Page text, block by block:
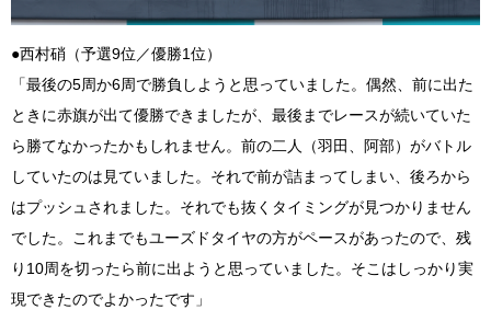
●西村硝（予選9位／優勝1位）
「最後の5周か6周で勝負しようと思っていました。偶然、前に出た
ときに赤旗が出て優勝できましたが、最後までレースが続いていた
ら勝てなかったかもしれません。前の二人（羽田、阿部）がバトル
していたのは見ていました。それで前が詰まってしまい、後ろから
はプッシュされました。それでも抜くタイミングが見つかりません
でした。これまでもユーズドタイヤの方がペースがあったので、残
り10周を切ったら前に出ようと思っていました。そこはしっかり実
現できたのでよかったです」